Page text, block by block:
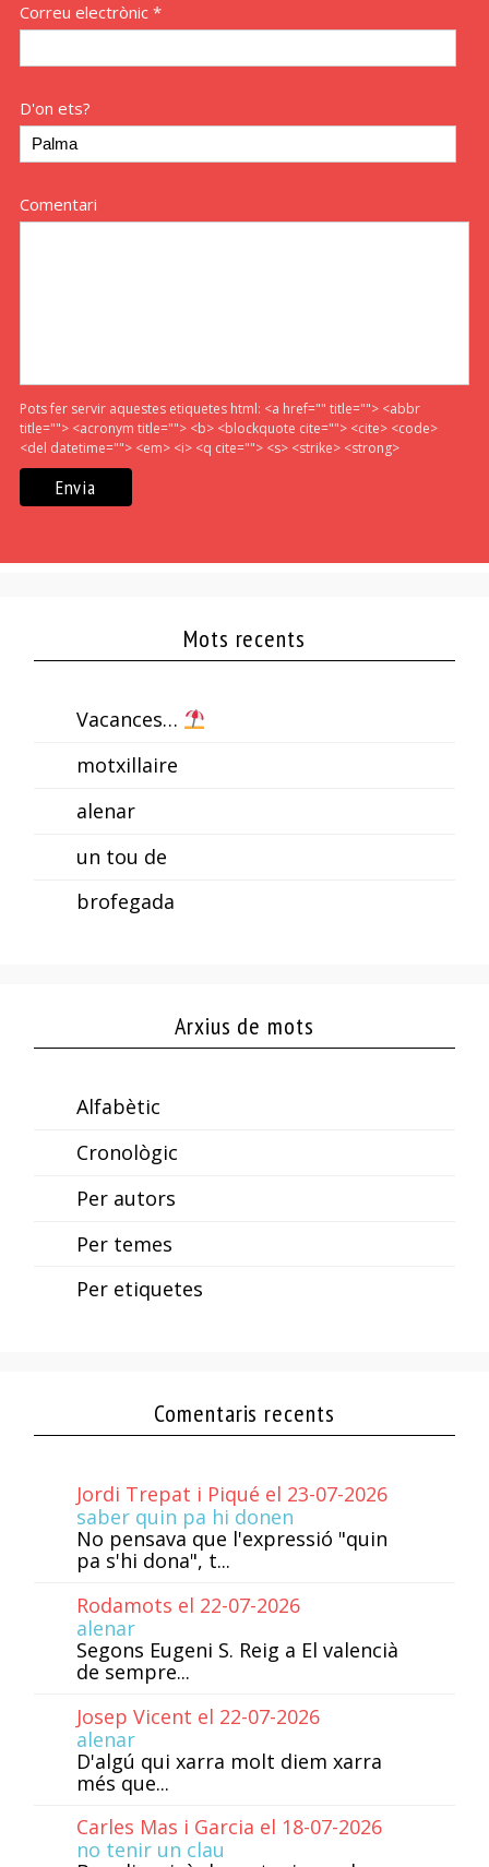
Correu electrònic *
D'on ets?
Comentari
Pots fer servir aquestes etiquetes html: <a href="" title=""> <abbr
title=""> <acronym title=""> <b> <blockquote cite=""> <cite> <code>
<del datetime=""> <em> <i> <q cite=""> <s> <strike> <strong>
Mots recents
Vacances…
motxillaire
alenar
un tou de
brofegada
Arxius de mots
Alfabètic
Cronològic
Per autors
Per temes
Per etiquetes
Comentaris recents
Jordi Trepat i Piqué el 23-07-2026
saber quin pa hi donen
No pensava que l'expressió "quin
pa s'hi dona", t...
Rodamots el 22-07-2026
alenar
Segons Eugeni S. Reig a El valencià
de sempre...
Josep Vicent el 22-07-2026
alenar
D'algú qui xarra molt diem xarra
més que...
Carles Mas i Garcia el 18-07-2026
no tenir un clau